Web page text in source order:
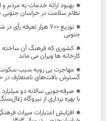
بهبود ارائه خدمات به مردم
نظام سلامت در خراسان جنوبی
توزیع ۷۰۰ هزار
جنوبی
کشوری که فرهنگ آن ساخته
کارخانه ها ویران می ماند
مهاجرت بی رویه سبب
گسترش بافت‌های نامتعارف
صرفه‌جویی سالانه دو
با بهره برداری از نیروگاه
افزایش اعتبارات میراث